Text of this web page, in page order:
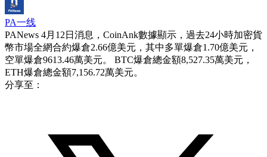
PA一线
PANews 4月12日消息，CoinAnk數據顯示，過去24小時加密貨
幣市場全網合約爆倉2.66億美元，其中多單爆倉1.70億美元，
空單爆倉9613.46萬美元。 BTC爆倉總金額8,527.35萬美元，
ETH爆倉總金額7,156.72萬美元。
分享至：